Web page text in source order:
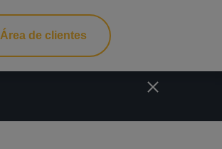
Área de clientes